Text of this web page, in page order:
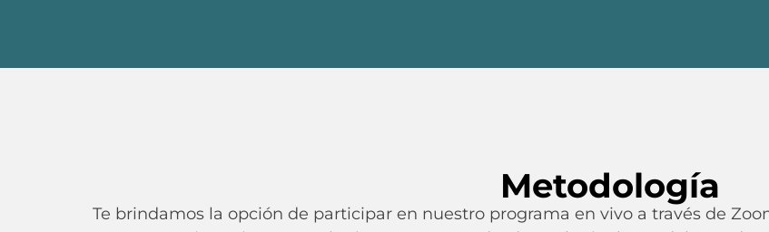
Metodología
Te brindamos la opción de participar en nuestro programa en vivo a través de